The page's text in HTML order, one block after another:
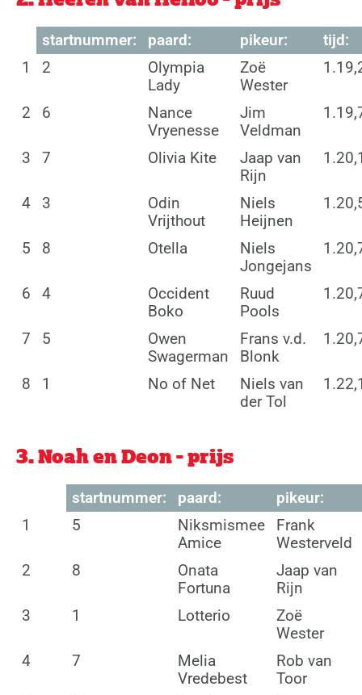
startnummer: paard: pikeur:
tijd:
1
2
Olympia
Lady
Zoë
Wester
2 6
Nance
Vryenesse
Jim
Veldman
3 7 Olivia Kite
Jaap van
Rijn
4 3
Odin
Vrijthout
Niels
Heijnen
5 8 Otella
Niels
Jongejans
6 4
Occident
Boko
Ruud
Pools
7 5
Owen
Swagerman
Frans v.d.
Blonk
8 1 No of Net
Niels van
der Tol
3. Noah en Deon - prijs
startnummer: paard:
pikeur:
1
5
Niksmismee
Amice
Frank
Westerveld
2
8
Onata
Fortuna
Jaap van
Rijn
3
1 Lotterio
Zoë
Wester
4
7
Melia
Vredebest
Rob van
Toor